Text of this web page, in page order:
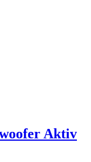
Aktiv